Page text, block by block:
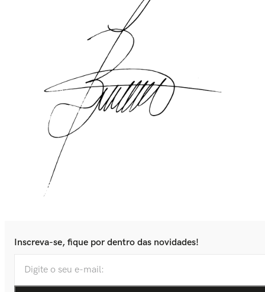
Inscreva-se, fique por dentro das novidades!